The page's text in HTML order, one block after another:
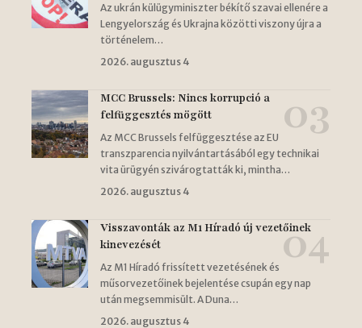
Az ukrán külügyminiszter békítő szavai ellenére a
Lengyelország és Ukrajna közötti viszony újra a
történelem…
2026. augusztus 4
MCC Brussels: Nincs korrupció a
felfüggesztés mögött
Az MCC Brussels felfüggesztése az EU
transzparencia nyilvántartásából egy technikai
vita ürügyén szivárogtatták ki, mintha…
2026. augusztus 4
Visszavonták az M1 Híradó új vezetőinek
kinevezését
Az M1 Híradó frissített vezetésének és
műsorvezetőinek bejelentése csupán egy nap
után megsemmisült. A Duna…
2026. augusztus 4